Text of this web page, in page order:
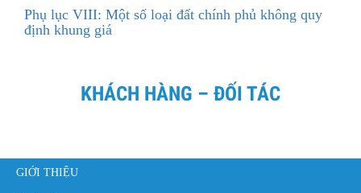
Phụ lục VIII: Một số loại đất chính phủ không quy
định khung giá
KHÁCH HÀNG – ĐỐI TÁC
GIỚI THIỆU